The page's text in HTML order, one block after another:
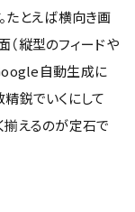
たとえば横向き画
（縦型のフィードや
自動生成に
鋭でいくにして
揃えるのが定石で